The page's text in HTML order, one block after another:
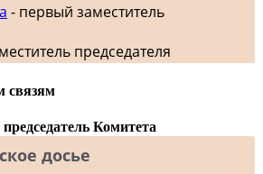
- первый заместитель
председателя
связям
председатель Комитета
досье